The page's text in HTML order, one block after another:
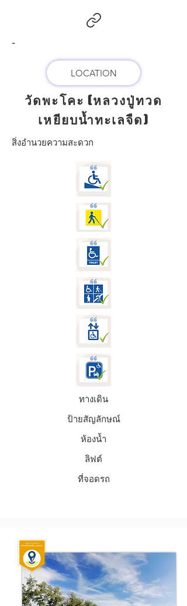
-
LOCATION
วัดพะโคะ (หลวงปู่ทวด
เหยียบน้ำทะเลจืด)
สิ่งอำนวยความสะดวก
ทางเดิน
ป้ายสัญลักษณ์
ห้องน้ำ
ลิฟต์
ที่จอดรถ